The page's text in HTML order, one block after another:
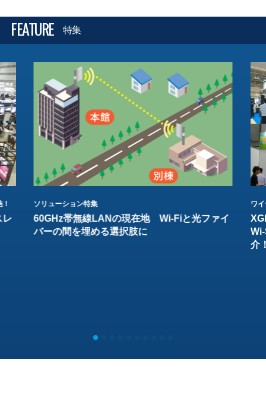
FEATURE 特集
レ
ソリューション特集
60GHz帯無線LANの現在地 Wi-Fiと光ファイ
バーの間を埋める選択肢に
ワ
介